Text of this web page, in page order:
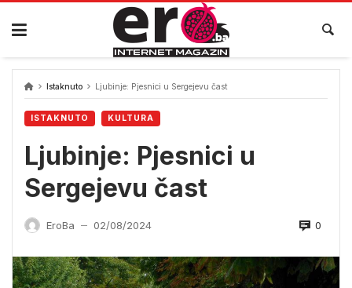
Skip
content
Istaknuto Ljubinje: Pjesnici u Sergejevu čast
ISTAKNUTO KULTURA
Ljubinje: Pjesnici u
Sergejevu čast
EroBa — 02/08/2024 0